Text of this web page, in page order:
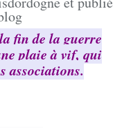
fin de la guerre
plaie à vif, qui
associations.